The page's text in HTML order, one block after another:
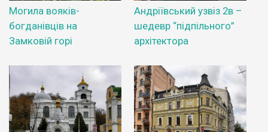
Могила вояків-
богданівців на
Замковій горі
Андріївський узвіз 2в –
шедевр “підпільного”
архітектора